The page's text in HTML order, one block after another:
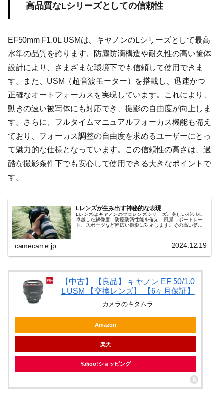
高品質なLシリーズとしての信頼性
EF50mm F1.0L USMは、キヤノンのLシリーズとして最高
水準の品質を誇ります。防塵防滴構造や耐久性の高い筐体
設計により、さまざまな環境下でも信頼して使用できま
す。また、USM（超音波モーター）を搭載し、迅速かつ
正確なオートフォーカスを実現しています。これにより、
動きの速い被写体にも対応でき、撮影の自由度が向上しま
す。さらに、フルタイムマニュアルフォーカス機能も備え
ており、フォーカス調整の自由度を求めるユーザーにとっ
て魅力的な仕様となっています。この信頼性の高さは、過
酷な撮影条件下でも安心して使用できる大きなポイントで
す。
Lレンズが生み出す神秘的な表現
Lレンズはキヤノンのプロレンズシリーズ。美しいボケ味、
卓越した解像度、防塵防滴性能を備え、風景、ポートレー
ト、スポーツなど幅広い撮影に対応します。その高い信頼
camecame.jp 2024.12.19
【中古】 【良品】 キヤノン EF 50/1.0
L USM 【交換レンズ】 【6ヶ月保証】
カメラのキタムラ
Amazon
楽天
Yahoo!ショッピング